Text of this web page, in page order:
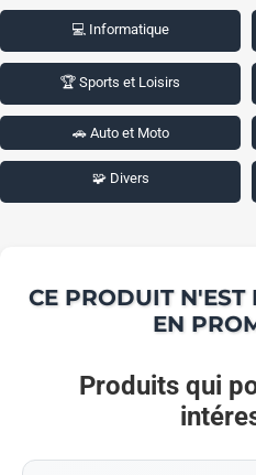
💻 Informatique
🏆 Sports et Loisirs
🚗 Auto et Moto
🧩 Divers
CE PRODUIT
EN
Produits qui